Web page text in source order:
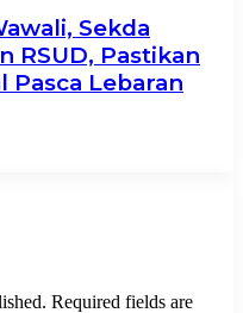
Sekda
RSUD, Pastikan
Pasca Lebaran
Required fields are